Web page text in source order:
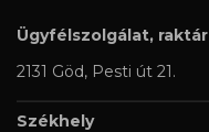
Ügyfélszolgálat, raktár
2131 Göd, Pesti út 21.
Székhely